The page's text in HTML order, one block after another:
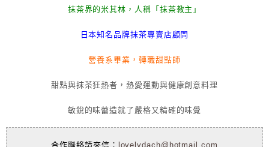
抹茶界的米其林，人稱「抹茶教主」
日本知名品牌抹茶專賣店顧問
營養系畢業，轉職甜點師
甜點與抹茶狂熱者，熱愛運動與健康創意料理
敏銳的味蕾造就了嚴格又精確的味覺
合作聯絡請來信： lovelydach@hotmail.com